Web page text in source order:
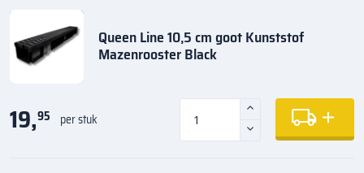
Queen Line 10,5 cm goot Kunststof
Mazenrooster Black
19,95 per stuk